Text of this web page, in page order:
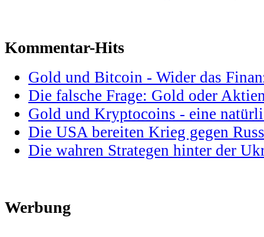
Kommentar-Hits
Gold und Bitcoin - Wider das
Die falsche Frage: Gold oder
Gold und Kryptocoins - eine
Die USA bereiten Krieg gegen
Die wahren Strategen hinter der
Werbung